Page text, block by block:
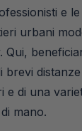
e
urbani
Qui,
e di una
mano.